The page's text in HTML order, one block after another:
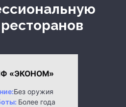
«ЭКОНОМ»
Без оружия
Более года